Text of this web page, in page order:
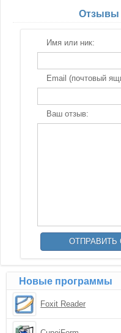
Отзывы
Имя или ник:
Email (почтовый
Ваш отзыв:
Новые программы
Foxit Reader